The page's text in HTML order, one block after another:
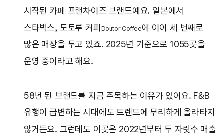
시작된 카페 프랜차이즈 브랜드예요. 일본에서
스타벅스, 도토루 커피 Doutor Coffee에 이어 세 번째로
많은 매장을 두고 있죠. 2025년 기준으로 1055곳을
운영 중이라고 해요.
58년 된 브랜드를 지금 주목하는 이유가 있어요. F&B
유행이 급변하는 시대에도 트렌드에 무리하게 올라타지
않거든요. 그런데도 이곳은 2022년부터 두 자릿수 매출